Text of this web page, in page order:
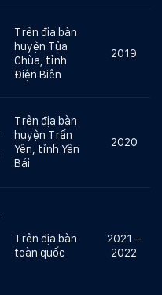
Trên địa bàn
huyện Tủa
Chùa, tỉnh
Điện Biên
2019
Trên địa bàn
huyện Trấn
Yên, tỉnh Yên
Bái
2020
Trên địa bàn
toàn quốc
2021 –
2022